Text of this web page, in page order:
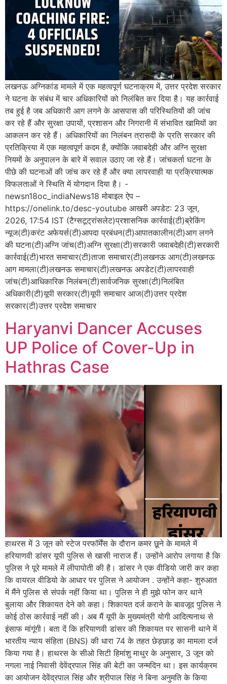
लखनऊ अग्निकांड मामले में एक महत्वपूर्ण घटनाक्रम में, उत्तर प्रदेश सरकार
ने घटना के संबंध में चार अधिकारियों को निलंबित कर दिया है। यह कार्रवाई
तब हुई है जब अधिकारी आग लगने के आसपास की परिस्थितियों की जांच
कर रहे हैं और सुरक्षा उपायों, प्रशासन और निगरानी में संभावित खामियों का
आकलन कर रहे हैं। अधिकारियों का निलंबन त्रासदी के प्रति सरकार की
प्रतिक्रिया में एक महत्वपूर्ण कदम है, क्योंकि जवाबदेही और अग्नि सुरक्षा
नियमों के अनुपालन के बारे में सवाल उठाए जा रहे हैं। जांचकर्ता घटना के
पीछे की घटनाओं की जांच कर रहे हैं और क्या लापरवाही या प्रक्रियात्मक
विफलताओं ने स्थिति में योगदान दिया है। -
newsn18oc_indiaNews18 मोबाइल ऐप –
https://onelink.to/desc-youtube आखरी अपडेट: 23 जून,
2026, 17:54 IST (टैग्सटूट्रांसलेट)प्रशासनिक कार्रवाई(टी)ब्रेकिंग
न्यूज(टी)करंट अफेयर्स(टी)आपदा प्रबंधन(टी)आपातकालीन(टी)आग लगने
की घटना(टी)अग्नि जांच(टी)अग्नि सुरक्षा(टी)सरकारी जवाबदेही(टी)सरकारी
कार्रवाई(टी)भारत समाचार(टी)ताजा समाचार(टी)लखनऊ आग(टी)लखनऊ
आग मामला(टी)लखनऊ समाचार(टी)लखनऊ अपडेट(टी)लापरवाही
जांच(टी)आधिकारिक निलंबन(टी)सार्वजनिक सुरक्षा(टी)निलंबित
अधिकारी(टी)यूपी सरकार(टी)यूपी समाचार आज(टी)उत्तर प्रदेश
सरकार(टी)उत्तर प्रदेश समाचार
Haryanvi Dancer Accuses
UP Police of Cover-Up in
Hathras Case
हाथरस में 3 जून को स्टेज परफॉर्मेंस के दौरान कमर छूने के मामले में
हरियाणवी डांसर यूपी पुलिस से खासी नाराज हैं। उन्होंने आरोप लगाया है कि
पुलिस ने पूरे मामले में लीपापोती की है। डांसर ने एक वीडियो जारी कर कहा
कि वायरल वीडियो के आधार पर पुलिस ने आयोजन . उन्होंने कहा- शुरुआत
में मैंने पुलिस से संपर्क नहीं किया था। पुलिस ने ही मुझे फोन कर थाने
बुलाया और शिकायत देने को कहा। शिकायत दर्ज कराने के बावजूद पुलिस ने
कोई ठोस कार्रवाई नहीं की। अब मैं यूपी के मुख्यमंत्री योगी आदित्यनाथ से
इंसाफ मांगूंगी। बता दें कि हरियाणवी डांसर की शिकायत पर सासनी थाने में
भारतीय न्याय संहिता (BNS) की धारा 74 के तहत छेड़छाड़ का मामला दर्ज
किया गया है। हाथरस के सीओ सिटी हिमांशु माथुर के अनुसार, 3 जून को
नगला नाई निवासी देवेंद्रपाल सिंह की बेटी का जन्मदिन था। इस कार्यक्रम
का आयोजन देवेंद्रपाल सिंह और श्रीपाल सिंह ने बिना अनुमति के किया